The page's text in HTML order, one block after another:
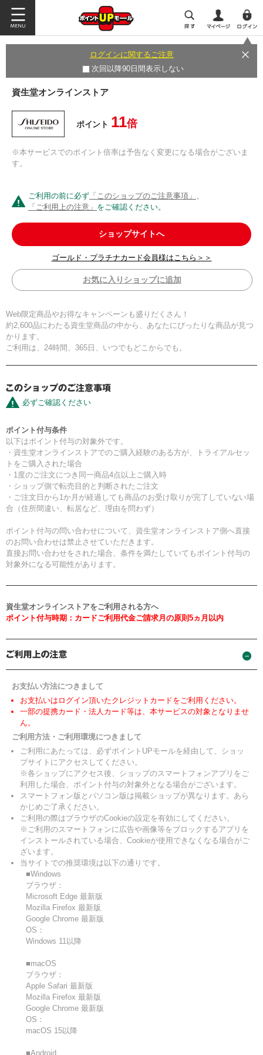
ログインに関するご注意
次回以降90日間表示しない
資生堂オンラインストア
ポイント 11倍
※本サービスでのポイント倍率は予告なく変更になる場合がございま
す。
ご利用の前に必ず 「このショップのご注意事項」 、
「ご利用上の注意」 をご確認ください。
ショップサイトへ
ゴールド・プラチナカード会員様はこちら＞＞
お気に入りショップに追加
Web限定商品やお得なキャンペーンも盛りだくさん！
約2,600品にわたる資生堂商品の中から、あなたにぴったりな商品が見つ
かります。
ご利用は、24時間、365日、いつでもどこからでも。
必ずご確認ください
ポイント付与条件
以下はポイント付与の対象外です。
・資生堂オンラインストアでのご購入経験のある方が、トライアルセッ
トをご購入された場合
・1度のご注文につき同一商品4点以上ご購入時
・ショップ側で転売目的と判断されたご注文
・ご注文日から1か月が経過しても商品のお受け取りが完了していない場
合（住所間違い、転居など、理由を問わず）
ポイント付与の問い合わせについて、資生堂オンラインストア側へ直接
のお問い合わせは禁止させていただきます。
直接お問い合わせをされた場合、条件を満たしていてもポイント付与の
対象外になる可能性があります。
資生堂オンラインストアをご利用される方へ
ポイント付与時期：カードご利用代金ご請求月の原則5ヵ月以内
お支払い方法につきまして
お支払いはログイン頂いたクレジットカードをご利用ください。
一部の提携カード・法人カード等は、本サービスの対象となりませ
ん。
ご利用方法・ご利用環境につきまして
ご利用にあたっては、必ずポイントUPモールを経由して、ショッ
プサイトにアクセスしてください。
※各ショップにアクセス後、ショップのスマートフォンアプリをご
利用した場合、ポイント付与の対象外となる場合がございます。
スマートフォン版とパソコン版は掲載ショップが異なります。あら
かじめご了承ください。
ご利用の際はブラウザのCookieの設定を有効にしてください。
※ご利用のスマートフォンに広告や画像等をブロックするアプリを
インストールされている場合、Cookieが使用できなくなる場合がご
ざいます。
当サイトでの推奨環境は以下の通りです。
■Windows
ブラウザ：
Microsoft Edge 最新版
Mozilla Firefox 最新版
Google Chrome 最新版
OS：
Windows 11以降
■macOS
ブラウザ：
Apple Safari 最新版
Mozilla Firefox 最新版
Google Chrome 最新版
OS：
macOS 15以降
■Android